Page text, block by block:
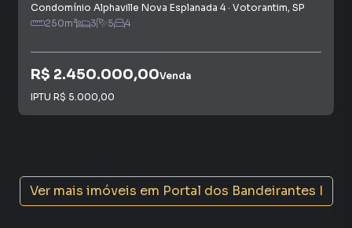
Condomínio Alphaville Nova Esplanada 4· Votorantim, SP
250m² 3 5 4
R$ 2.450.000,00Venda
IPTU R$ 5.000,00
Ver mais imóveis em Portal dos Bandeirantes I